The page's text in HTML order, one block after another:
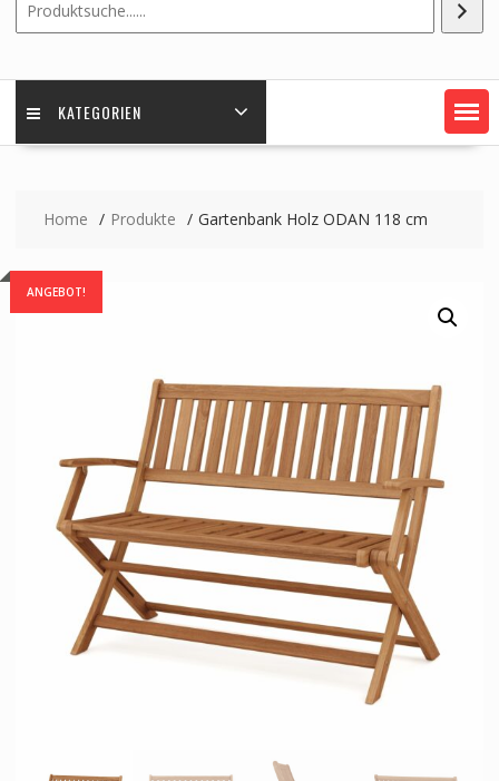
KATEGORIEN
Home Produkte Gartenbank Holz ODAN 118 cm
ANGEBOT!